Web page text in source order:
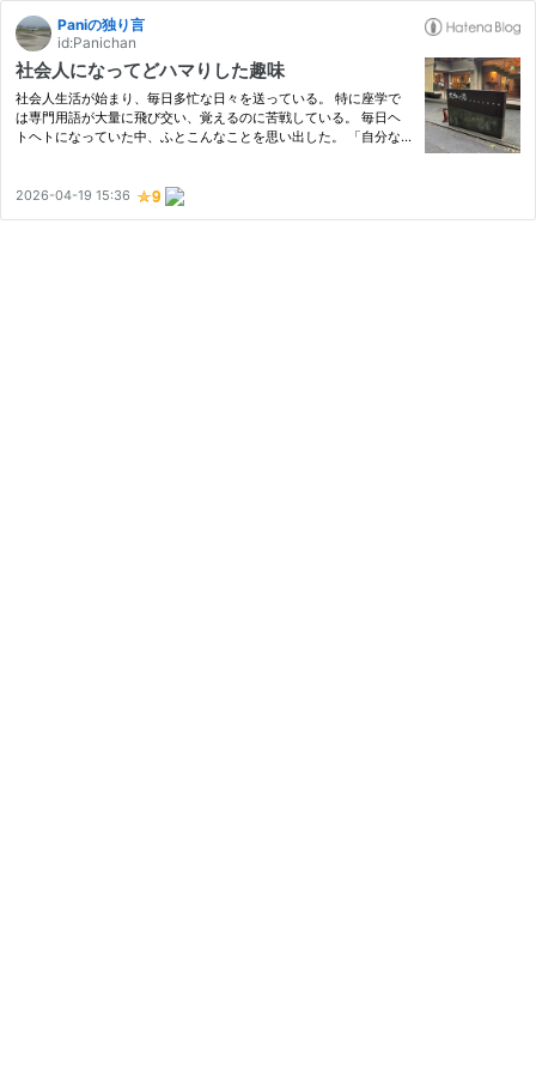
Paniの独り言
id:Panichan
社会人になってどハマりした趣味
社会人生活が始まり、毎日多忙な日々を送っている。 特に座学で
は専門用語が大量に飛び交い、覚えるのに苦戦している。 毎日ヘ
トヘトになっていた中、ふとこんなことを思い出した。 「自分な
も溜…
2026-04-19 15:36